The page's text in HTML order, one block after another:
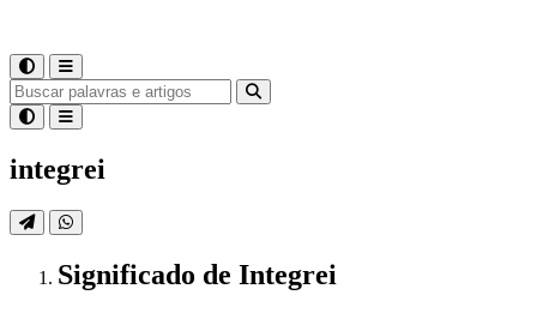
integrei
Significado de Integrei